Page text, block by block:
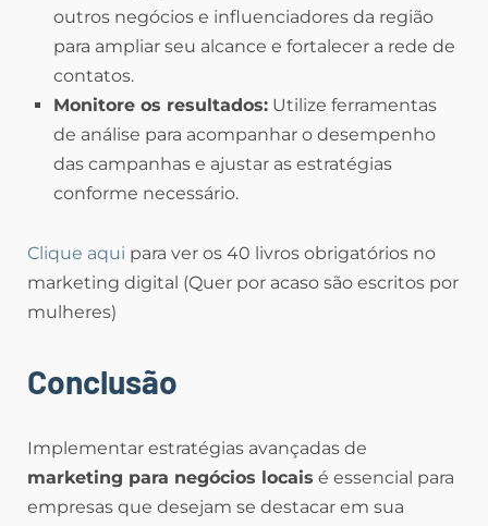
outros negócios e influenciadores da região
para ampliar seu alcance e fortalecer a rede de
contatos.
Monitore os resultados: Utilize ferramentas
de análise para acompanhar o desempenho
das campanhas e ajustar as estratégias
conforme necessário.
Clique aqui para ver os 40 livros obrigatórios no
marketing digital (Quer por acaso são escritos por
mulheres)
Conclusão
Implementar estratégias avançadas de
marketing para negócios locais é essencial para
empresas que desejam se destacar em sua